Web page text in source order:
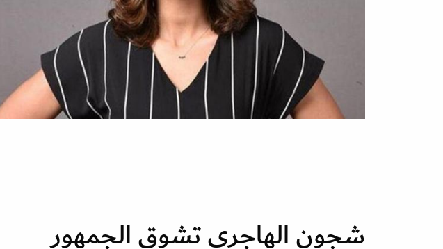
شجون الهاجري تشوق الجمهور